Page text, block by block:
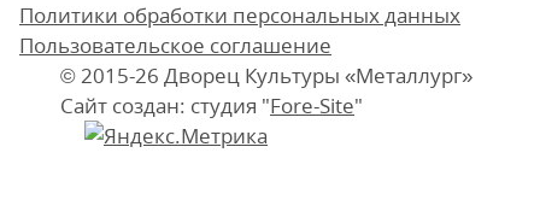
Политики обработки персональных данных
Пользовательское соглашение
© 2015-26 Дворец Культуры «Металлург»
Сайт создан: студия "Fore-Site"